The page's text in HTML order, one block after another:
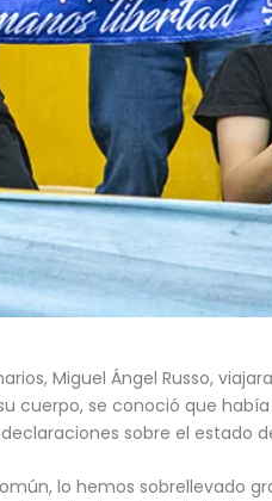
Miguel Ángel Russo,
cuerpo, se conoció que
sobre el estado
lo hemos sobrellevado